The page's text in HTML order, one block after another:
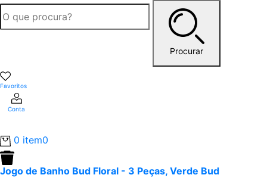
Procurar
Favoritos
Conta
0 item0
Jogo de Banho Bud Floral - 3 Peças, Verde Bud